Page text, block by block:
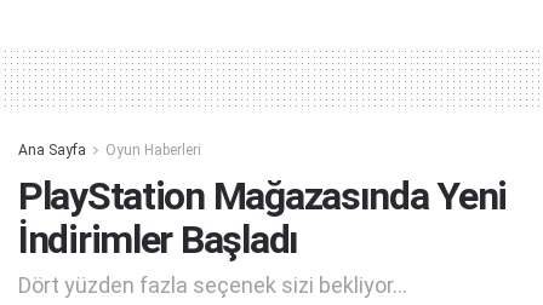
Ana Sayfa Oyun Haberleri
PlayStation Mağazasında Yeni
İndirimler Başladı
Dört yüzden fazla seçenek sizi bekliyor...